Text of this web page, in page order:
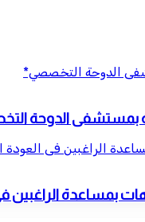
الدوحة التخصصي*
بمستشفى الدوحة
الراغبين فى العودة
بمساعدة الراغبين